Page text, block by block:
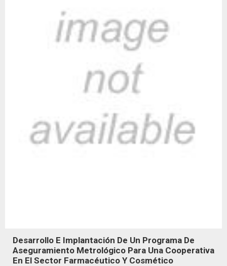
Desarrollo E Implantación De Un Programa De
Aseguramiento Metrológico Para Una Cooperativa
En El Sector Farmacéutico Y Cosmético